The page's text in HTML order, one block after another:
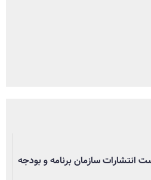
انتشارات سازمان برنامه و بودجه